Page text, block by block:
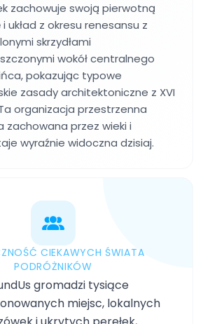
zachowuje swoją pierwotną
układ z okresu renesansu z
skrzydłami
wokół centralnego
pokazując typowe
zasady architektoniczne z XVI
organizacja przestrzenna
zachowana przez wieki i
wyraźnie widoczna dzisiaj.
CIEKAWYCH ŚWIATA
PODRÓŻNIKÓW
gromadzi tysiące
miejsc, lokalnych